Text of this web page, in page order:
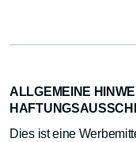
ALLGEMEINE
Dies ist eine